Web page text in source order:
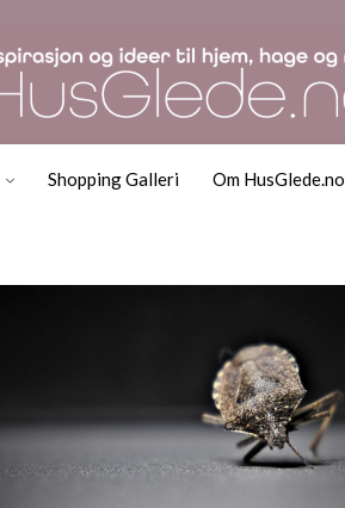
Shopping Galleri Om HusGlede.no